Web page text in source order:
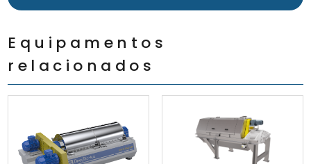
Equipamentos
relacionados